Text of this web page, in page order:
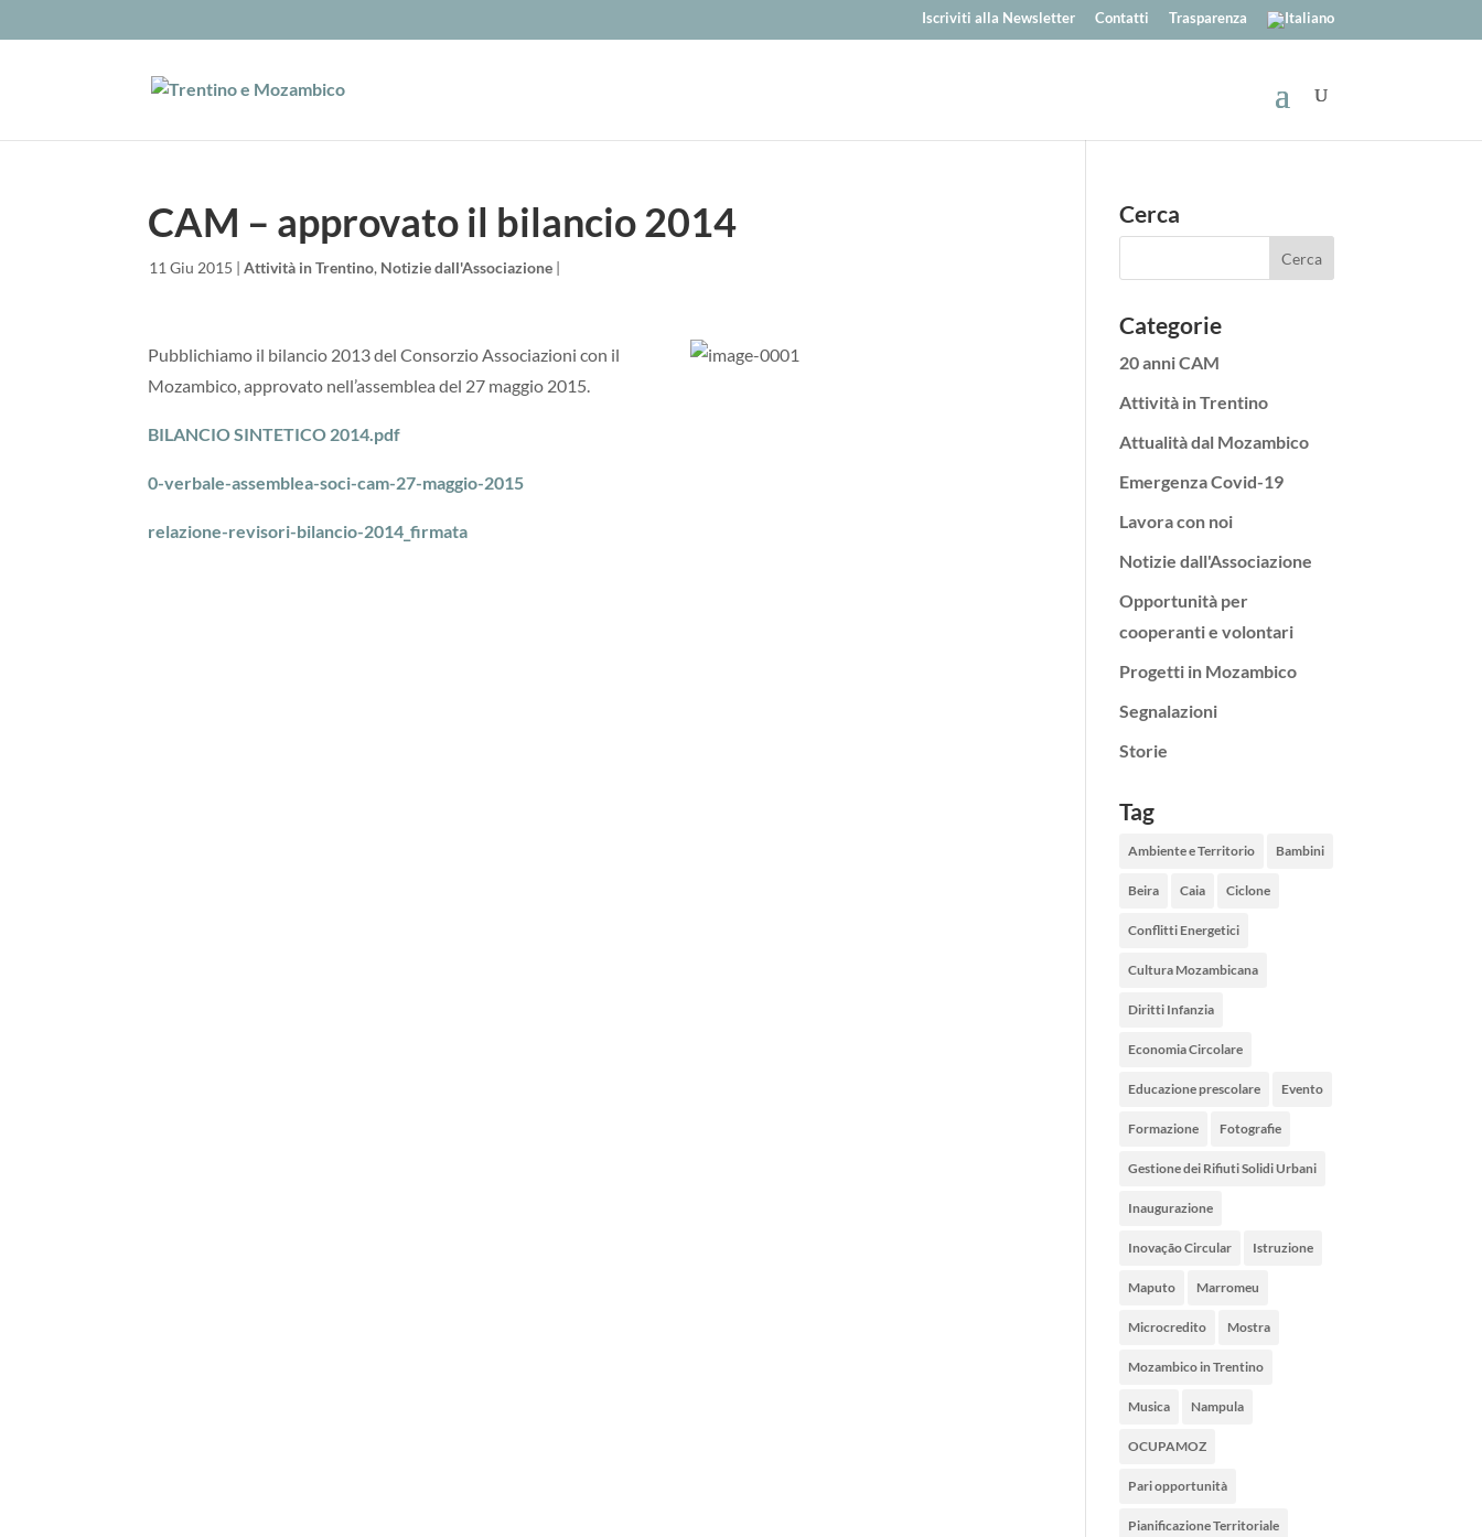
Iscriviti alla Newsletter Contatti Trasparenza
CAM – approvato il bilancio 2014
11 Giu 2015 |Attività in Trentino, Notizie dall'Associazione |
Pubblichiamo il bilancio 2013 del Consorzio Associazioni con il
Mozambico, approvato nell’assemblea del 27 maggio 2015.
BILANCIO SINTETICO 2014.pdf
0-verbale-assemblea-soci-cam-27-maggio-2015
relazione-revisori-bilancio-2014_firmata
Cerca
Categorie
20 anni CAM
Attività in Trentino
Attualità dal Mozambico
Emergenza Covid-19
Lavora con noi
Notizie dall'Associazione
Opportunità per
cooperanti e volontari
Progetti in Mozambico
Segnalazioni
Storie
Tag
Ambiente e Territorio Bambini
Beira Caia Ciclone
Conflitti Energetici
Cultura Mozambicana
Diritti Infanzia
Economia Circolare
Educazione prescolare Evento
Formazione Fotografie
Gestione dei Rifiuti Solidi Urbani
Inaugurazione
Inovação Circular Istruzione
Maputo Marromeu
Microcredito Mostra
Mozambico in Trentino
Musica Nampula
OCUPAMOZ
Pari opportunità
Pianificazione Territoriale